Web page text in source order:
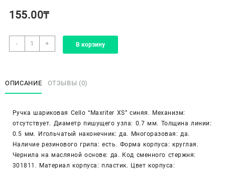
155.00₸
-
Количество
товара
"Cello
Maxriter",
синяя
+ В корзину
ОПИСАНИЕ ОТЗЫВЫ (0)
Ручка шариковая Cello “Maxriter XS” синяя. Механизм:
отсутствует. Диаметр пишущего узла: 0.7 мм. Толщина линии:
0.5 мм. Игольчатый наконечник: да. Многоразовая: да.
Наличие резинового грипа: есть. Форма корпуса: круглая.
Чернила на масляной основе: да. Код сменного стержня:
301811. Материал корпуса: пластик. Цвет корпуса: